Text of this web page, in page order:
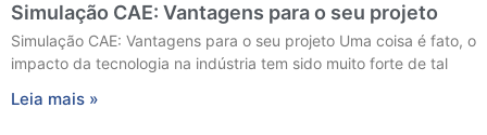
Simulação CAE: Vantagens para o seu projeto
Simulação CAE: Vantagens para o seu projeto Uma coisa é fato, o
impacto da tecnologia na indústria tem sido muito forte de tal
Leia mais »